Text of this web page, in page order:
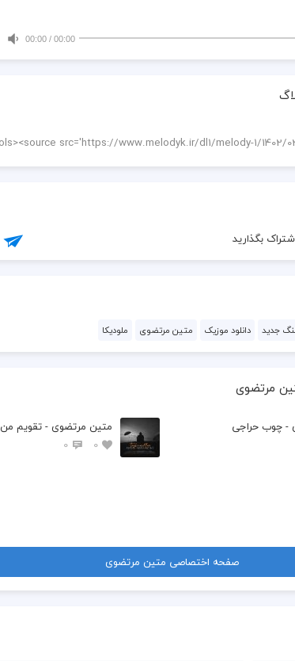
00:00
/
00:00
بگذارید
جدید دانلود موزیک متین مرتضوی ملودیکا
مرتضوی
- چوب حراجی
متین مرتضوی - تقویم من
0
0
صفحه اختصاصی متین مرتضوی